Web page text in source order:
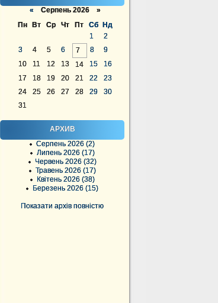
« Серпень 2026 »
Пн
Вт Ср Чт Пт Сб
Нд
1
2
3
4 5 6 7 8
9
10
11 12 13 14 15
16
17
18 19 20 21 22
23
24
25 26 27 28 29
30
31
АРХИВ
Серпень 2026 (2)
Липень 2026 (17)
Червень 2026 (32)
Травень 2026 (17)
Квітень 2026 (38)
Березень 2026 (15)
Показати архів повністю